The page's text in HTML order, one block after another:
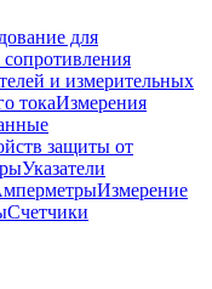
для
и измерительных
токаИзмерения
защиты от
Указатели
Измерение
Счетчики